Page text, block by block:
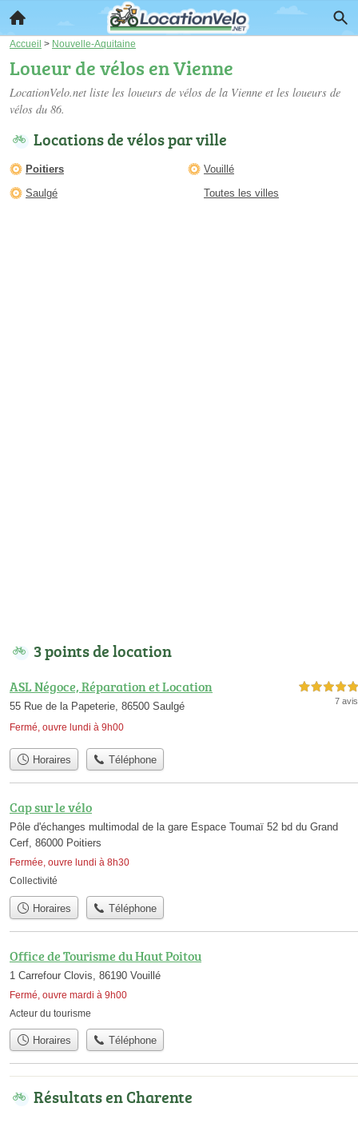
Accueil > Nouvelle-Aquitaine
Loueur de vélos en Vienne
LocationVelo.net liste les loueurs de vélos de la Vienne et les loueurs de
vélos du 86.
Locations de vélos par ville
Poitiers
Saulgé
Vouillé
Toutes les villes
3 points de location
ASL Négoce, Réparation et Location
55 Rue de la Papeterie, 86500 Saulgé
Fermé, ouvre lundi à 9h00
5,0 étoiles sur 5
7 avis
Horaires Téléphone
Cap sur le vélo
Pôle d'échanges multimodal de la gare Espace Toumaï 52 bd du Grand
Cerf, 86000 Poitiers
Fermée, ouvre lundi à 8h30
Collectivité
Horaires Téléphone
Office de Tourisme du Haut Poitou
1 Carrefour Clovis, 86190 Vouillé
Fermé, ouvre mardi à 9h00
Acteur du tourisme
Horaires Téléphone
Résultats en Charente